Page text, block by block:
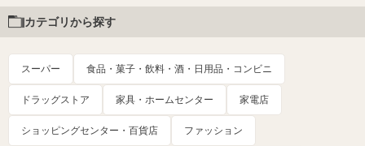
カテゴリから探す
スーパー 食品・菓子・飲料・酒・日用品・コンビニ
ドラッグストア 家具・ホームセンター 家電店
ショッピングセンター・百貨店 ファッション